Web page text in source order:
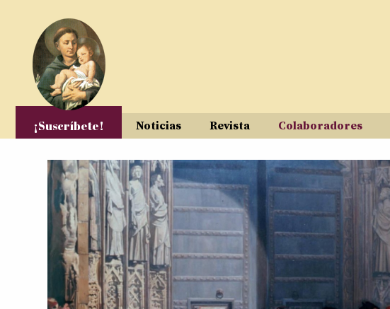
¡Suscríbete! Noticias Revista Colaboradores
Páginas